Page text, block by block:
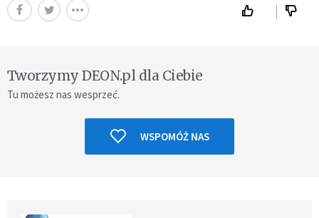
Tworzymy DEON.pl dla Ciebie
Tu możesz nas wesprzeć.
WSPOMÓŻ NAS